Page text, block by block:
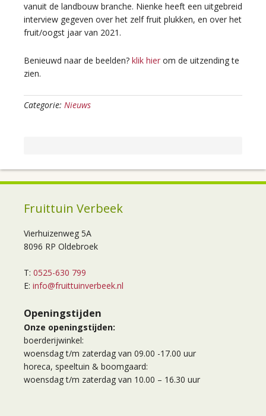
vanuit de landbouw branche. Nienke heeft een uitgebreid
interview gegeven over het zelf fruit plukken, en over het
fruit/oogst jaar van 2021.
Benieuwd naar de beelden? klik hier om de uitzending te
zien.
Categorie: Nieuws
Fruittuin Verbeek
Vierhuizenweg 5A
8096 RP Oldebroek
T: 0525-630 799
E: info@fruittuinverbeek.nl
Openingstijden
Onze openingstijden:
boerderijwinkel:
woensdag t/m zaterdag van 09.00 -17.00 uur
horeca, speeltuin & boomgaard:
woensdag t/m zaterdag van 10.00 – 16.30 uur